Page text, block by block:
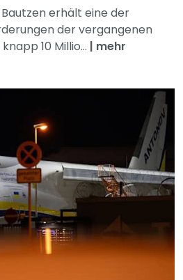
erhält eine der
der vergangenen
10 Millio... | mehr